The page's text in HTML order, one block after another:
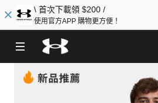
\ 首次下載領 $200 /
使用官方APP 購物更方便！